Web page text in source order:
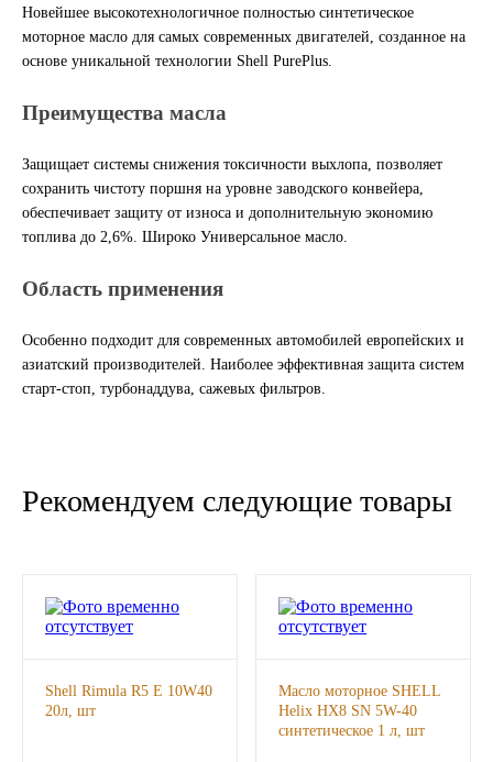
Другие бренды подшипников
Тормозные жидкости
CHEVRON
Автозапчасти
ЗИЛ
Новейшее высокотехнологичное полностью синтетическое
моторное масло для самых современных двигателей, созданное на
основе уникальной технологии Shell PurePlus.
Преимущества масла
Защищает системы снижения токсичности выхлопа, позволяет
сохранить чистоту поршня на уровне заводского конвейера,
обеспечивает защиту от износа и дополнительную экономию
топлива до 2,6%. Широко Универсальное масло.
Область применения
Особенно подходит для современных автомобилей европейских и
азиатский производителей. Наиболее эффективная защита систем
старт-стоп, турбонаддува, сажевых фильтров.
Рекомендуем следующие товары
Shell Rimula R5 E 10W40
20л, шт
Масло моторное SHELL
Helix HX8 SN 5W-40
синтетическое 1 л, шт